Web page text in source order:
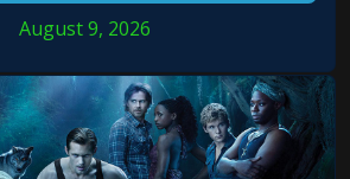
August 9, 2026